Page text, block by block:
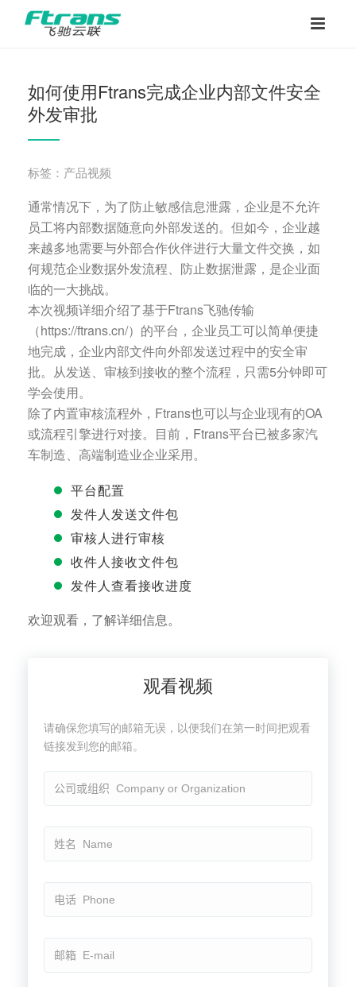
如何使用Ftrans完成企业内部文件安全
外发审批
标签：产品视频
通常情况下，为了防止敏感信息泄露，企业是不允许
员工将内部数据随意向外部发送的。但如今，企业越
来越多地需要与外部合作伙伴进行大量文件交换，如
何规范企业数据外发流程、防止数据泄露，是企业面
临的一大挑战。
本次视频详细介绍了基于Ftrans飞驰传输
（https://ftrans.cn/）的平台，企业员工可以简单便捷
地完成，企业内部文件向外部发送过程中的安全审
批。从发送、审核到接收的整个流程，只需5分钟即可
学会使用。
除了内置审核流程外，Ftrans也可以与企业现有的OA
或流程引擎进行对接。目前，Ftrans平台已被多家汽
车制造、高端制造业企业采用。
平台配置
发件人发送文件包
审核人进行审核
收件人接收文件包
发件人查看接收进度
欢迎观看，了解详细信息。
观看视频
请确保您填写的邮箱无误，以便我们在第一时间把观看
链接发到您的邮箱。